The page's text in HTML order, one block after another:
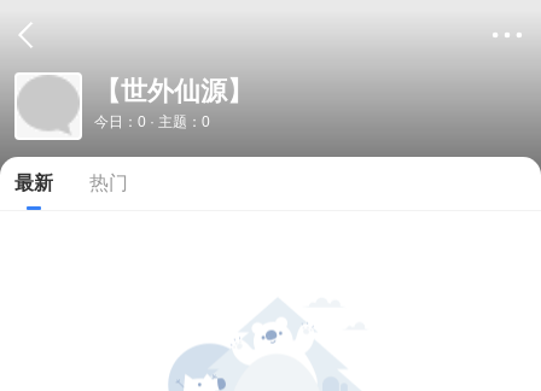
【世外仙源】
今日：0 · 主题：0
最新 热门